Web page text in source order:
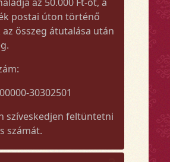
postai úton történő
az összeg átutalása után
30302501
szíveskedjen feltüntetni
számát.